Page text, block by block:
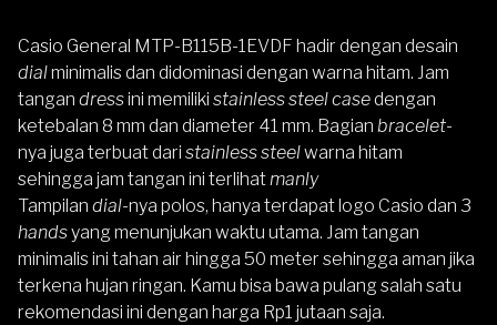
Casio General MTP-B115B-1EVDF hadir dengan desain
dialminimalis dan didominasi dengan warna hitam. Jam
tangan dressini memiliki stainless steel casedengan
ketebalan 8 mm dan diameter 41 mm. Bagian bracelet-
nya juga terbuat dari stainless steelwarna hitam
sehingga jam tangan ini terlihat manly
Tampilan dial-nya polos, hanya terdapat logo Casio dan 3
handsyang menunjukan waktu utama. Jam tangan
minimalis ini tahan air hingga 50 meter sehingga aman jika
terkena hujan ringan. Kamu bisa bawa pulang salah satu
rekomendasi ini dengan harga Rp1 jutaan saja.